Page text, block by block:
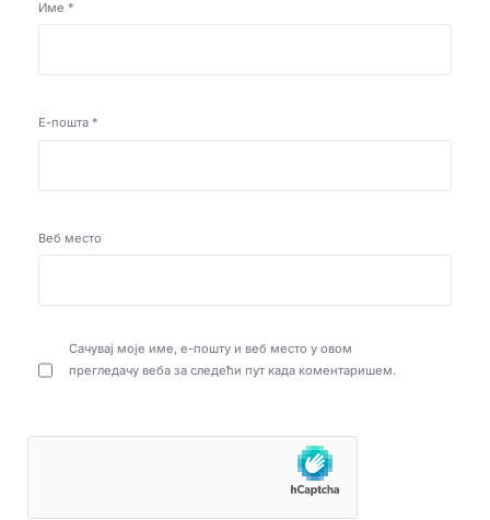
Име *
Е-пошта *
Веб место
Сачувај моје име, е-пошту и веб место у овом
прегледачу веба за следећи пут када коментаришем.